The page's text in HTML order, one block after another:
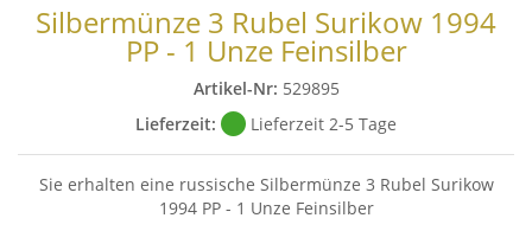
Silbermünze 3 Rubel Surikow 1994
PP - 1 Unze Feinsilber
Artikel-Nr: 529895
Lieferzeit:
Lieferzeit 2-5 Tage
Sie erhalten eine russische Silbermünze 3 Rubel Surikow
1994 PP - 1 Unze Feinsilber